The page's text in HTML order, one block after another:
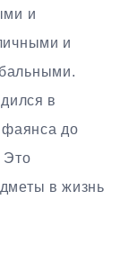
и
и
в
фаянса до
Это
в жизнь